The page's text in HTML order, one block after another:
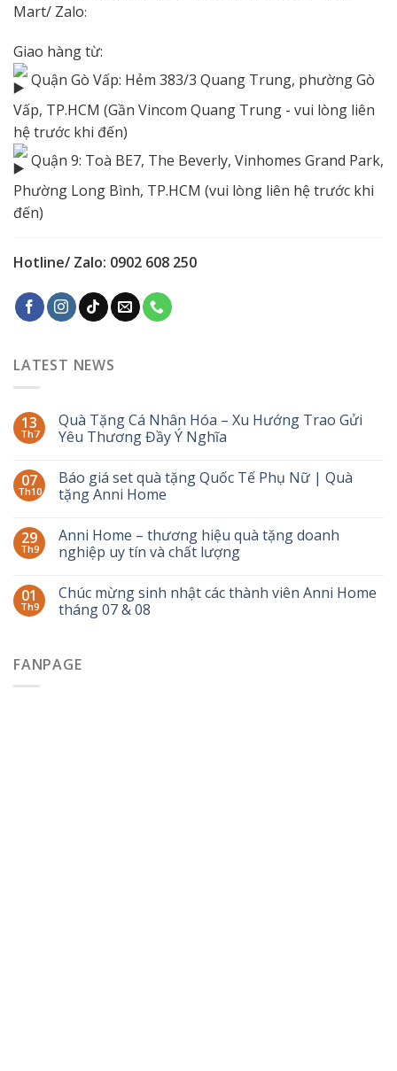
Mart/ Zalo:
Giao hàng từ:
Quận Gò Vấp: Hẻm 383/3 Quang Trung, phường Gò
Vấp, TP.HCM (Gần Vincom Quang Trung - vui lòng liên
hệ trước khi đến)
Quận 9: Toà BE7, The Beverly, Vinhomes Grand Park,
Phường Long Bình, TP.HCM (vui lòng liên hệ trước khi
đến)
Hotline/ Zalo: 0902 608 250
LATEST NEWS
13
Th7
Quà Tặng Cá Nhân Hóa – Xu Hướng Trao Gửi
Yêu Thương Đầy Ý Nghĩa
07
Th10
Báo giá set quà tặng Quốc Tế Phụ Nữ | Quà
tặng Anni Home
29
Th9
Anni Home – thương hiệu quà tặng doanh
nghiệp uy tín và chất lượng
01
Th9
Chúc mừng sinh nhật các thành viên Anni Home
tháng 07 & 08
FANPAGE